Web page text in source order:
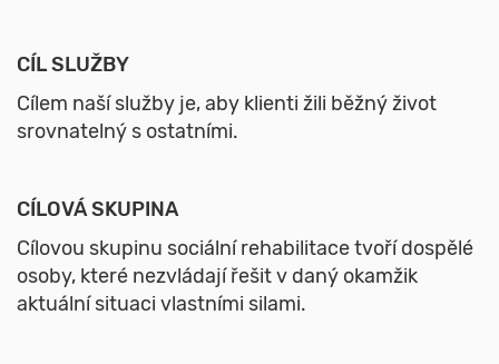
CÍL SLUŽBY
Cílem naší služby je, aby klienti žili běžný život
srovnatelný s ostatními.
CÍLOVÁ SKUPINA
Cílovou skupinu sociální rehabilitace tvoří dospělé
osoby, které nezvládají řešit v daný okamžik
aktuální situaci vlastními silami.